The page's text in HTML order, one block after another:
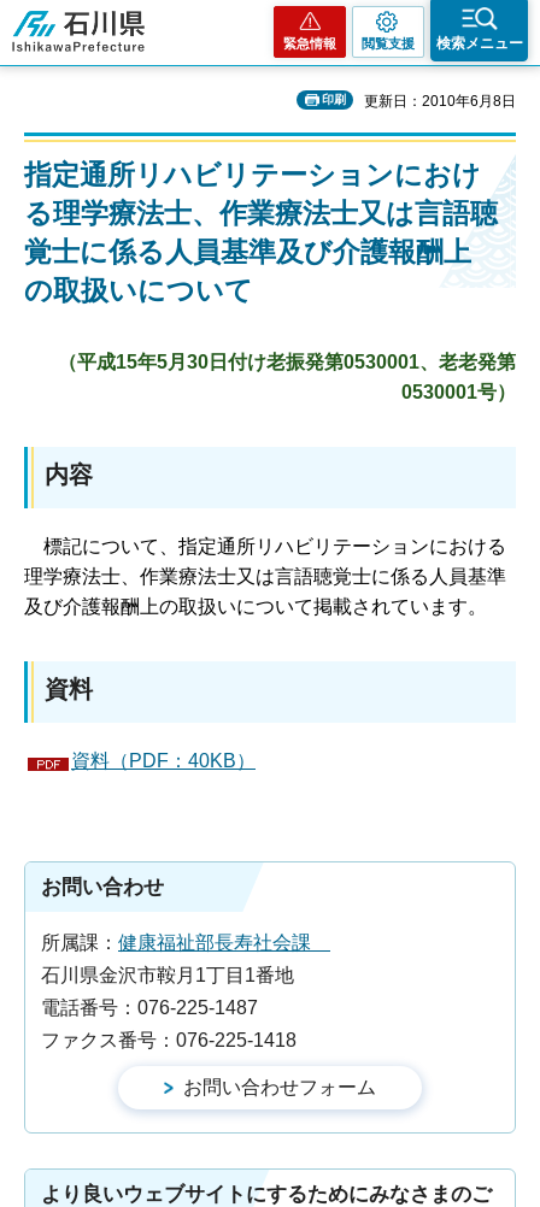
石川県
緊急情報 閲覧支援 検索メニュー
印刷 更新日：2010年6月8日
指定通所リハビリテーションにおけ
る理学療法士、作業療法士又は言語聴
覚士に係る人員基準及び介護報酬上
の取扱いについて
（平成15年5月30日付け老振発第0530001、老老発第
0530001号）
内容
標記について、指定通所リハビリテーションにおける
理学療法士、作業療法士又は言語聴覚士に係る人員基準
及び介護報酬上の取扱いについて掲載されています。
資料
資料（PDF：40KB）
お問い合わせ
所属課： 健康福祉部長寿社会課
石川県金沢市鞍月1丁目1番地
電話番号：076-225-1487
ファクス番号：076-225-1418
より良いウェブサイトにするためにみなさまのご